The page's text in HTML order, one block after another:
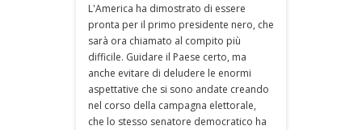
L'America ha dimostrato di essere
pronta per il primo presidente nero, che
sarà ora chiamato al compito più
difficile. Guidare il Paese certo, ma
anche evitare di deludere le enormi
aspettative che si sono andate creando
nel corso della campagna elettorale,
che lo stesso senatore democratico ha